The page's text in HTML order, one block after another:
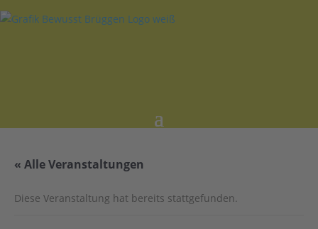
« Alle Veranstaltungen
Diese Veranstaltung hat bereits stattgefunden.